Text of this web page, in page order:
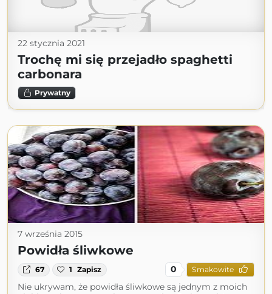
22 stycznia 2021
Trochę mi się przejadło spaghetti
carbonara
Prywatny
7 września 2015
Powidła śliwkowe
67 1 Zapisz 0 Smakowite
Nie ukrywam, że powidła śliwkowe są jednym z moich